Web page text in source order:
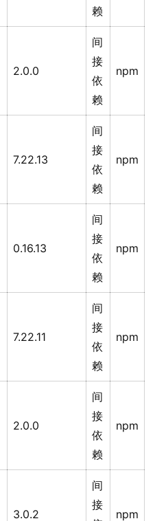
赖
2.0.0
间
接
依
赖
npm
7.22.13
间
接
依
赖
npm
0.16.13
间
接
依
赖
npm
7.22.11
间
接
依
赖
npm
2.0.0
间
接
依
赖
npm
3.0.2
间
接
npm